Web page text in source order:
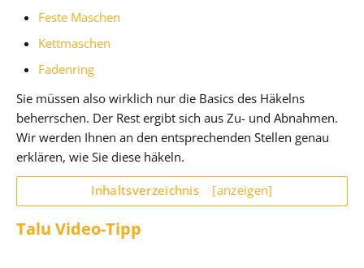
Feste Maschen
Kettmaschen
Fadenring
Sie müssen also wirklich nur die Basics des Häkelns
beherrschen. Der Rest ergibt sich aus Zu- und Abnahmen.
Wir werden Ihnen an den entsprechenden Stellen genau
erklären, wie Sie diese häkeln.
Inhaltsverzeichnis [anzeigen]
Talu Video-Tipp